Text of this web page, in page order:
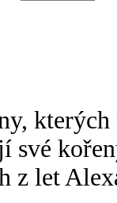
kterých
své
z let